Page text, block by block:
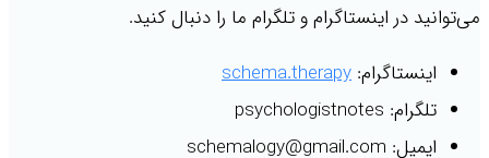
می‌توانید در اینستاگرام و تلگرام ما را دنبال کنید.
اینستاگرام: schema.therapy
تلگرام: psychologistnotes
ایمیل: schemalogy@gmail.com